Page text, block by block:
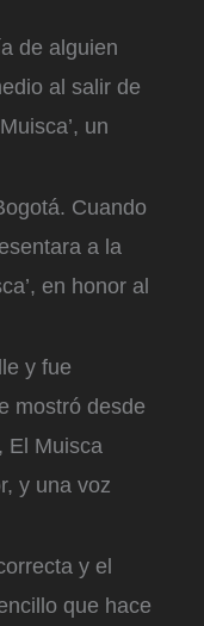
de alguien
al salir de
un
Cuando
a la
en honor al
y fue
mostró desde
El Muisca
y una voz
y el
que hace